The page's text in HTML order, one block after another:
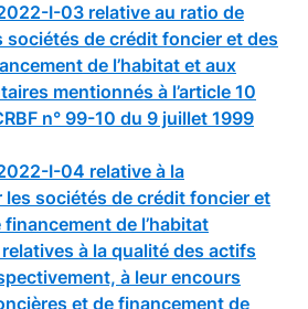
I-03 relative au ratio de
sociétés de crédit foncier et des
de l’habitat et aux
mentionnés à l’article 10
n° 99-10 du 9 juillet 1999
I-04 relative à la
les sociétés de crédit foncier et
de l’habitat
à la qualité des actifs
à leur encours
et de financement de